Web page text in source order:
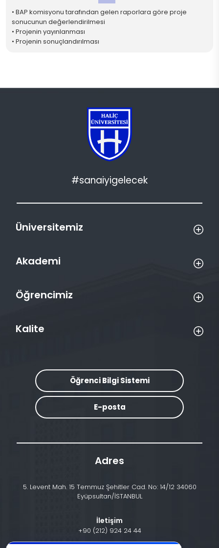
• BAP komisyonu tarafından gelen raporlara göre proje
sonucunun değerlendirilmesi
• Projenin yayınlanması
• Projenin sonuçlandırılması
#sanaiyigelecek
Üniversitemiz
Akademi
Öğrencimiz
Kalite
Öğrenci Bilgi Sistemi
E-posta
Adres
5. Levent Mah. 15 Temmuz Şehitler Cad. No: 14/12 34060
Eyüpsultan/İSTANBUL
İletişim
+90 (212) 924 24 44